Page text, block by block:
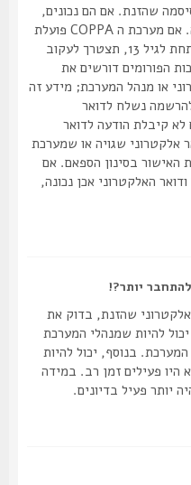
אם הם נכונים,
אז כנראה ואת מהדברים הבאים קרה. אם מערכת ה COPPA פועלת
במערכת ובהרשמה סימנת שאתה מתחת לגיל 13, תצטרך לעקוב
דורשים את
מנהל המערכת; מידע זה
נשלח לדואר
הודעה לדואר
שגויה או שמערכת
בסינון הספאם. אם
אכן נכונה,
יותר?!
שהזנת, בדוק את
שמנהלי המערכת
בנוסף, יכול להיות
זמן רב. במידה
פעיל בדיונים.